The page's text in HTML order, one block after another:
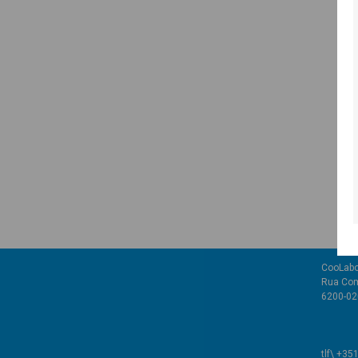
Rua
6200-
tlf\